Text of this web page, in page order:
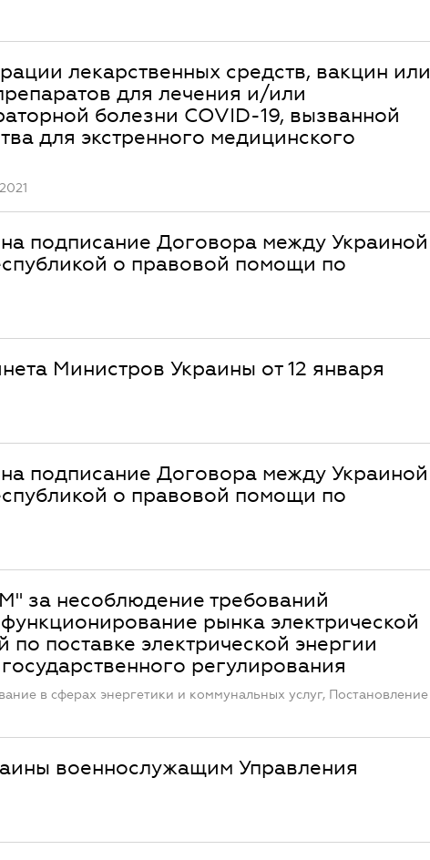
лекарственных средств, вакцин или
для лечения и/или
болезни COVID-19, вызванной
для экстренного медицинского
подписание Договора между Украиной
о правовой помощи по
Министров Украины от 12 января
подписание Договора между Украиной
о правовой помощи по
несоблюдение требований
рынка электрической
поставке электрической энергии
регулирования
в сферах энергетики и коммунальных услуг, Постановление
военнослужащим Управления